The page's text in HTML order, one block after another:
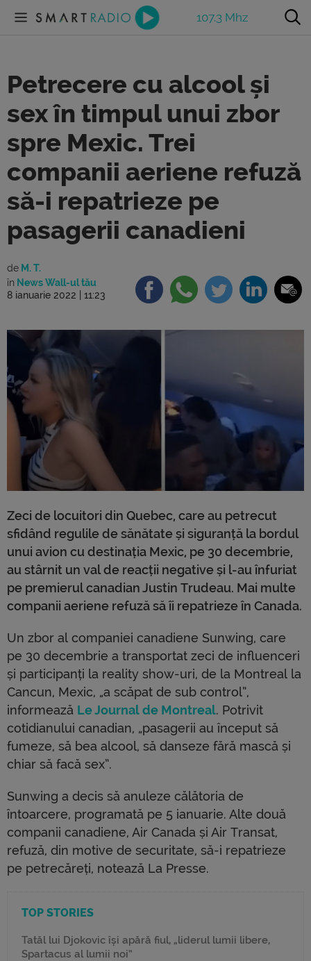
107.3 Mhz
Petrecere cu alcool și
sex în timpul unui zbor
spre Mexic. Trei
companii aeriene refuză
să-i repatrieze pe
pasagerii canadieni
de M. T.
în News Wall-ul tău
8 ianuarie 2022 | 11:23
Zeci de locuitori din Quebec, care au petrecut
sfidând regulile de sănătate și siguranță la bordul
unui avion cu destinația Mexic, pe 30 decembrie,
au stârnit un val de reacții negative și l-au înfuriat
pe premierul canadian Justin Trudeau. Mai multe
companii aeriene refuză să îi repatrieze în Canada.
Un zbor al companiei canadiene Sunwing, care
pe 30 decembrie a transportat zeci de influenceri
și participanți la reality show-uri, de la Montreal la
Cancun, Mexic, „a scăpat de sub control”,
informează Le Journal de Montreal. Potrivit
cotidianului canadian, „pasagerii au început să
fumeze, să bea alcool, să danseze fără mască și
chiar să facă sex”.
Sunwing a decis să anuleze călătoria de
întoarcere, programată pe 5 ianuarie. Alte două
companii canadiene, Air Canada și Air Transat,
refuză, din motive de securitate, să-i repatrieze
pe petrecăreți, notează La Presse.
TOP STORIES
Tatăl lui Djokovic își apără fiul, „liderul lumii libere,
Spartacus al lumii noi”